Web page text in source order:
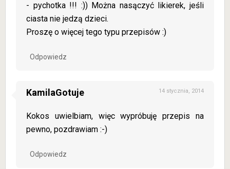
- pychotka !!! :)) Można nasączyć likierek, jeśli
ciasta nie jedzą dzieci.
Proszę o więcej tego typu przepisów :)
Odpowiedz
KamilaGotuje 14 stycznia, 2014
Kokos uwielbiam, więc wypróbuję przepis na
pewno, pozdrawiam :-)
Odpowiedz